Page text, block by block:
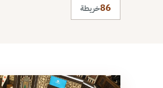
86خريطة